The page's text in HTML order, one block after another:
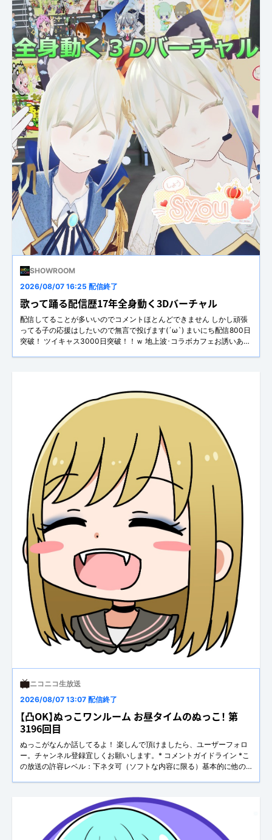
SHOWROOM
2026/08/07 16:25 配信終了
歌って踊る配信歴17年全身動く3Dバーチャル
配信してることが多いいのでコメントほとんどできません しかし頑張
ってる子の応援はしたいので無言で投げます(´ω`) まいにち配信800日
突破！ ツイキャス3000日突破！！ｗ 地上波･コラボカフェお誘いあり
ニコニコ生放送
2026/08/07 13:07 配信終了
【凸OK】ぬっこワンルーム お昼タイムのぬっこ！ 第
3196回目
ぬっこがなんか話してるよ！ 楽しんで頂けましたら、ユーザーフォロ
ー。チャンネル登録宜しくお願いします。* コメントガイドライン *こ
の放送の許容レベル：下ネタ可（ソフトな内容に限る）基本的に他の